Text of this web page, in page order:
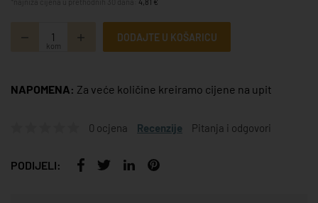
kom
DODAJTE U KOŠARICU
NAPOMENA: Za veće količine kreiramo cijene na upit
0 ocjena Recenzije Pitanja i odgovori
PODIJELI: